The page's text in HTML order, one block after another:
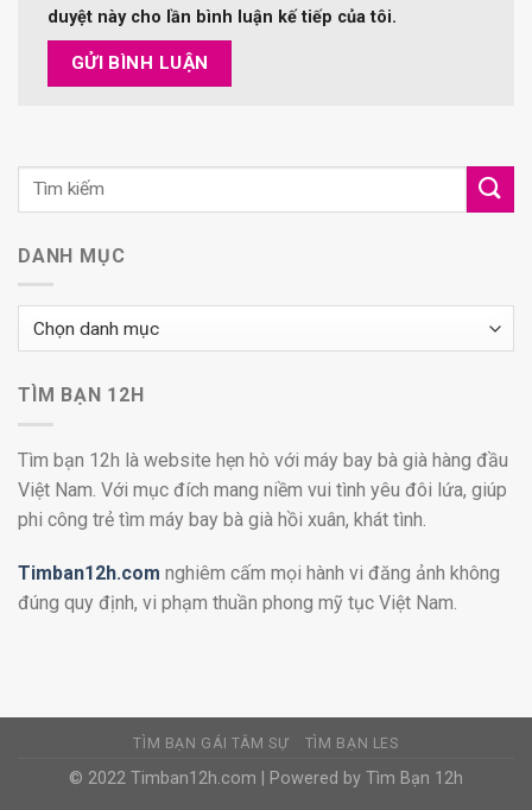
duyệt này cho lần bình luận kế tiếp của tôi.
DANH MỤC
Danh
TÌM BẠN 12H
Tìm bạn 12h là website hẹn hò với máy bay bà già hàng đầu
Việt Nam. Với mục đích mang niềm vui tình yêu đôi lứa, giúp
phi công trẻ tìm máy bay bà già hồi xuân, khát tình.
Timban12h.com nghiêm cấm mọi hành vi đăng ảnh không
đúng quy định, vi phạm thuần phong mỹ tục Việt Nam.
TÌM BẠN GÁI TÂM SỰ TÌM BẠN LES
© 2022 Timban12h.com | Powered by Tìm Bạn 12h